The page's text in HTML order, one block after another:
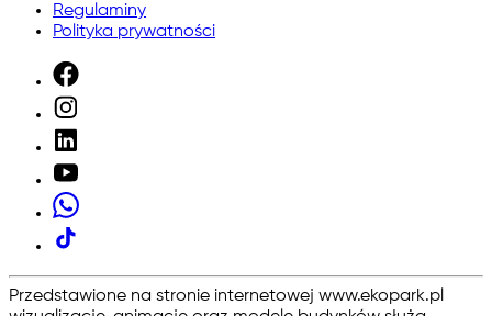
Regulaminy
Polityka prywatności
Przedstawione na stronie internetowej www.ekopark.pl